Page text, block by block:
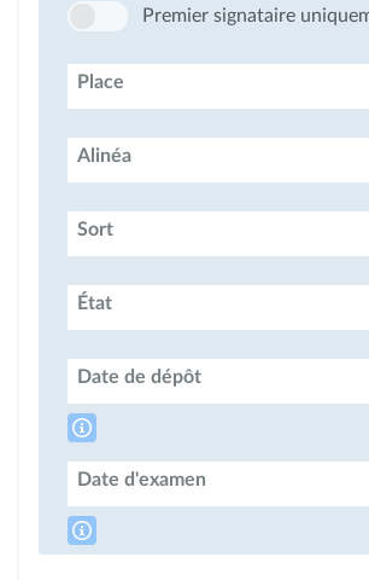
Premier signataire
Place
Alinéa
Sort
État
Date de dépôt
Date d'examen